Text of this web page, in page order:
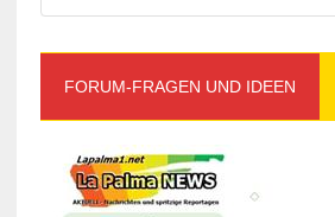
FORUM-FRAGEN UND IDEEN